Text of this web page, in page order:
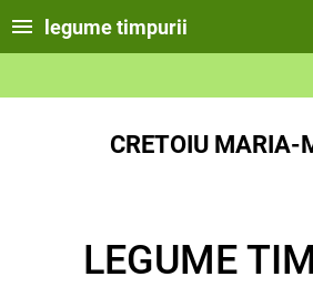
legume timpurii
CRETOIU MARIA-
LEGUME